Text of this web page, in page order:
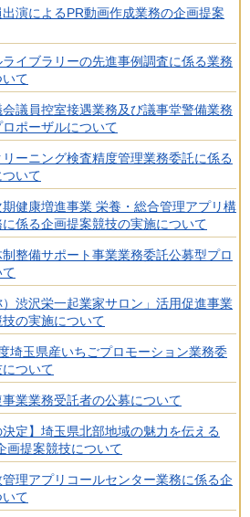
出演によるPR動画作成業務の企画提案
ライブラリーの先進事例調査に係る業務
て
会議員控室接遇業務及び議事堂警備業務
ポーザルについて
ーニング検査精度管理業務委託に係る
いて
期健康増進事業 栄養・総合管理アプリ構
係る企画提案競技の実施について
整備サポート事業業務委託公募型プロ
）渋沢栄一起業家サロン」活用促進事業
の実施について
埼玉県産いちごプロモーション業務委
ついて
事業業務受託者の公募について
決定】埼玉県北部地域の魅力を伝える
画提案競技について
理アプリコールセンター業務に係る企
て